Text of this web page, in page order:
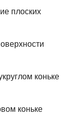
плоских
коньке
коньке